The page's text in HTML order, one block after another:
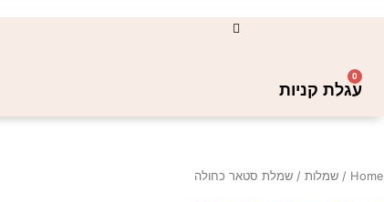
0
עגלת קניות
Home
/ שמלות / שמלת סטאר כחולה